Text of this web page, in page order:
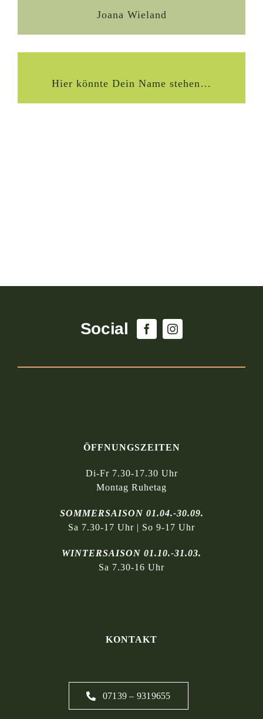
Joana Wieland
Hier könnte Dein Name stehen…
Social
ÖFFNUNGSZEITEN
Di-Fr 7.30-17.30 Uhr
Montag Ruhetag
SOMMERSAISON 01.04.-30.09.
Sa 7.30-17 Uhr | So 9-17 Uhr
WINTERSAISON 01.10.-31.03.
Sa 7.30-16 Uhr
KONTAKT
07139 – 9319655